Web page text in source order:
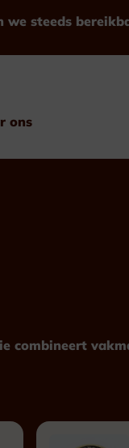
we steeds
Standaard
ons
combineert